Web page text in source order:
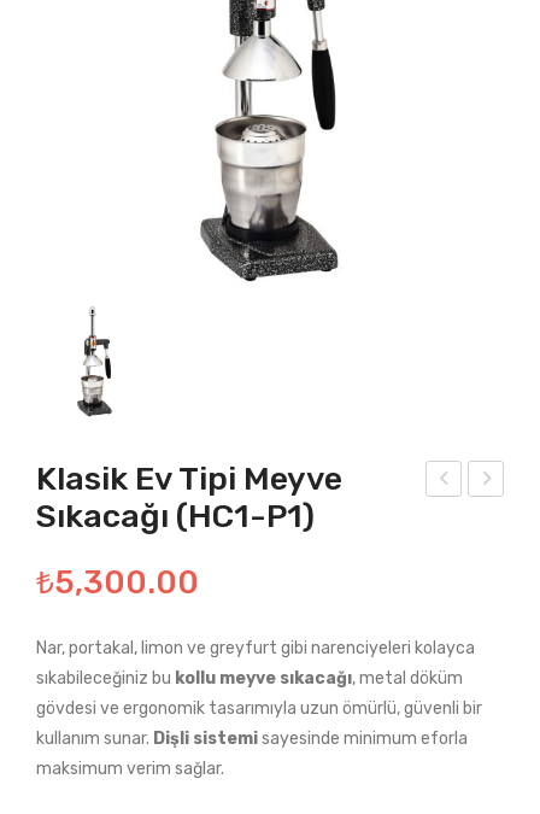
Tipi
Mey
ve
Sıka
Tipi
ve
Klasik Ev Tipi Meyve
Sıkacağı (HC1-P1)
₺5,300.00
Nar, portakal, limon ve greyfurt gibi narenciyeleri kolayca
sıkabileceğiniz bu kollu meyve sıkacağı, metal döküm
gövdesi ve ergonomik tasarımıyla uzun ömürlü, güvenli bir
kullanım sunar. Dişli sistemisayesinde minimum eforla
maksimum verim sağlar.